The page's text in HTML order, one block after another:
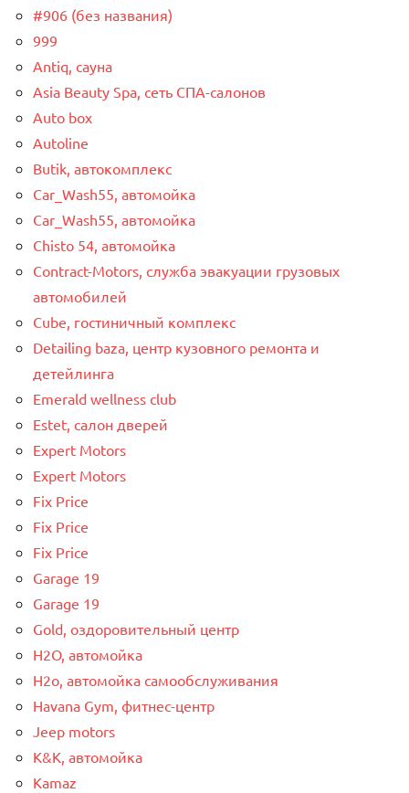
#906 (без названия)
999
Antiq, сауна
Asia Beauty Spa, сеть СПА-салонов
Auto box
Autoline
Butik, автокомплекс
Car_Wash55, автомойка
Car_Wash55, автомойка
Chisto 54, автомойка
Contract-Motors, служба эвакуации грузовых
автомобилей
Cube, гостиничный комплекс
Detailing baza, центр кузовного ремонта и
детейлинга
Emerald wellness club
Estet, салон дверей
Expert Motors
Expert Motors
Fix Price
Fix Price
Fix Price
Garage 19
Garage 19
Gold, оздоровительный центр
H2O, автомойка
H2o, автомойка самообслуживания
Havana Gym, фитнес-центр
Jeep motors
K&K, автомойка
Kamaz